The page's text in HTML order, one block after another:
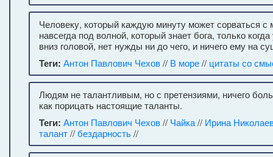
Человеку, который каждую минуту может сорваться с
навсегда под волной, который знает бога, только
вниз головой, нет нужды ни до чего, и ничего ему на
Теги: Антон Павлович Чехов// В море// цитаты со
Людям не талантливым, но с претензиями, ничего
как порицать настоящие таланты.
Теги: Антон Павлович Чехов// Чайка// Ирина
талант//бездарность//